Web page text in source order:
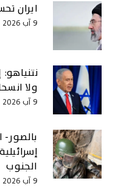
ايران
9 آب 2026
ولا
9 آب 2026
الجنوب
9 آب 2026